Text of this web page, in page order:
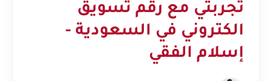
تجربتي مع رقم تسويق
الكتروني في السعودية -
إسلام الفقي